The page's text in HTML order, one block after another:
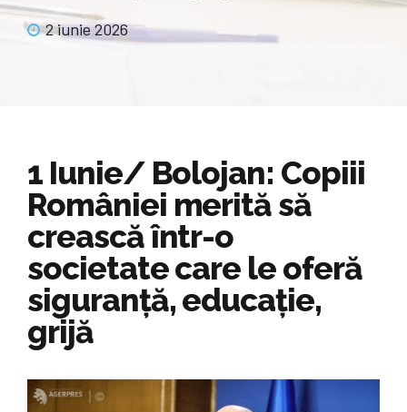
2 iunie 2026
1 Iunie/ Bolojan: Copiii
României merită să
crească într-o
societate care le oferă
siguranță, educație,
grijă